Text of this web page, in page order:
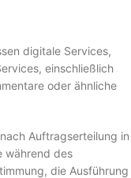
digitale Services,
einschließlich
oder ähnliche
Auftragserteilung in
während des
die Ausführung